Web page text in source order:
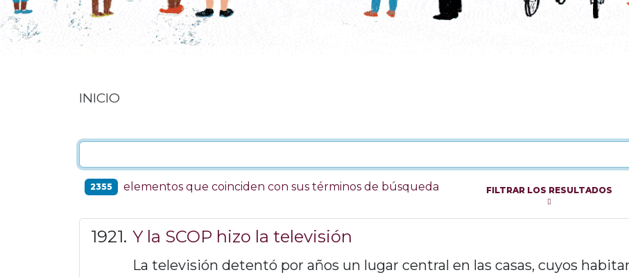
INICIO
2355 elementos que coinciden con sus términos de búsqueda FILTRAR LOS RESULTADOS
Y la SCOP hizo la televisión
La televisión detentó por años un lugar central en las casas, cuyos